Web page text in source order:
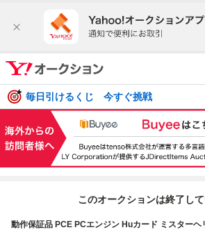
毎日引けるくじ 今すぐ挑戦
このオークションは終了し
動作保証品 PCE PCエンジン Huカード ミスターヘ